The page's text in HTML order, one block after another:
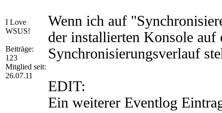
I Love
WSUS!
Beiträge:
123
Mitglied seit:
26.07.11
Wenn ich auf
der installierten Konsole auf
Synchronisierungsverlauf
EDIT:
Ein weiterer Eventlog